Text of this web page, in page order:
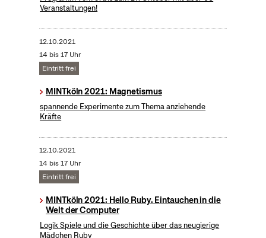
Veranstaltungen!
12.10.2021
14 bis 17 Uhr
Eintritt frei
MINTköln 2021: Magnetismus
spannende Experimente zum Thema anziehende
Kräfte
12.10.2021
14 bis 17 Uhr
Eintritt frei
MINTköln 2021: Hello Ruby. Eintauchen in die
Welt der Computer
Logik Spiele und die Geschichte über das neugierige
Mädchen Ruby